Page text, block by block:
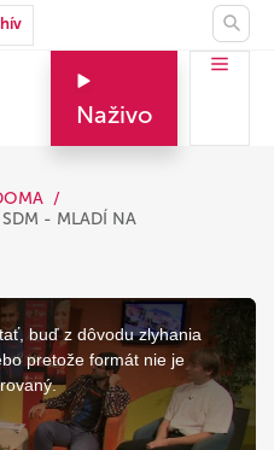
Naživo
- MLADÍ NA
buď z dôvodu zlyhania
pretože formát nie je